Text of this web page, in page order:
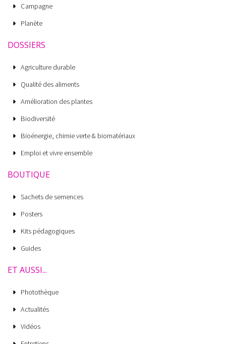
Campagne
Planète
DOSSIERS
Agriculture durable
Qualité des aliments
Amélioration des plantes
Biodiversité
Bioénergie, chimie verte & biomatériaux
Emploi et vivre ensemble
BOUTIQUE
Sachets de semences
Posters
Kits pédagogiques
Guides
ET AUSSI...
Photothèque
Actualités
Vidéos